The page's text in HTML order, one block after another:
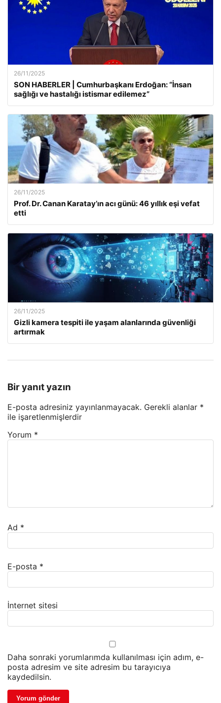
26/11/2025
SON HABERLER | Cumhurbaşkanı Erdoğan: “İnsan
sağlığı ve hastalığı istismar edilemez”
26/11/2025
Prof. Dr. Canan Karatay’ın acı günü: 46 yıllık eşi vefat
etti
26/11/2025
Gizli kamera tespiti ile yaşam alanlarında güvenliği
artırmak
Bir yanıt yazın
E-posta adresiniz yayınlanmayacak. Gerekli alanlar *
ile işaretlenmişlerdir
Yorum *
Ad *
E-posta *
İnternet sitesi
Daha sonraki yorumlarımda kullanılması için adım, e-
posta adresim ve site adresim bu tarayıcıya
kaydedilsin.